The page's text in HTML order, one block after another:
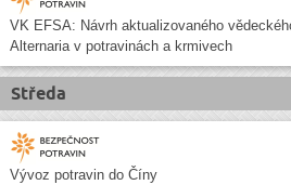
VK EFSA: Návrh aktualizovaného
Alternaria v potravinách a krmivech
Středa
Vývoz potravin do Číny